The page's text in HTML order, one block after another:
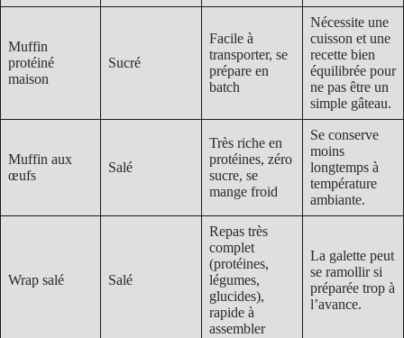
Muffin
protéiné
maison
Sucré
Facile à
transporter, se
prépare en
batch
Nécessite une
cuisson et une
recette bien
équilibrée pour
ne pas être un
simple gâteau.
Muffin aux
œufs
Salé
Très riche en
protéines, zéro
sucre, se
mange froid
Se conserve
moins
longtemps à
température
ambiante.
Wrap salé Salé
Repas très
complet
(protéines,
légumes,
glucides),
rapide à
assembler
La galette peut
se ramollir si
préparée trop à
l’avance.